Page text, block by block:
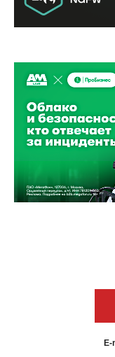
E-